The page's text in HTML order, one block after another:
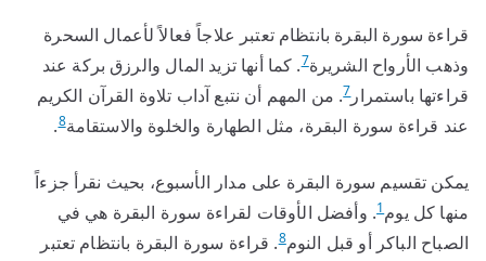
قراءة سورة البقرة بانتظام تعتبر علاجاً فعالاً لأعمال السحرة
وذهب الأرواح الشريرة7. كما أنها تزيد المال والرزق بركة عند
قراءتها باستمرار7. من المهم أن نتبع آداب تلاوة القرآن الكريم
عند قراءة سورة البقرة، مثل الطهارة والخلوة والاستقامة8
.
يمكن تقسيم سورة البقرة على مدار الأسبوع، بحيث نقرأ جزءاً
منها كل يوم1. وأفضل الأوقات لقراءة سورة البقرة هي في
الصباح الباكر أو قبل النوم8. قراءة سورة البقرة بانتظام تعتبر